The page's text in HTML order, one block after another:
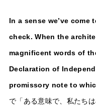
In a sense we’ve
check. When the
magnificent words of
Declaration of
promissory note to
で「ある意味で、私たち